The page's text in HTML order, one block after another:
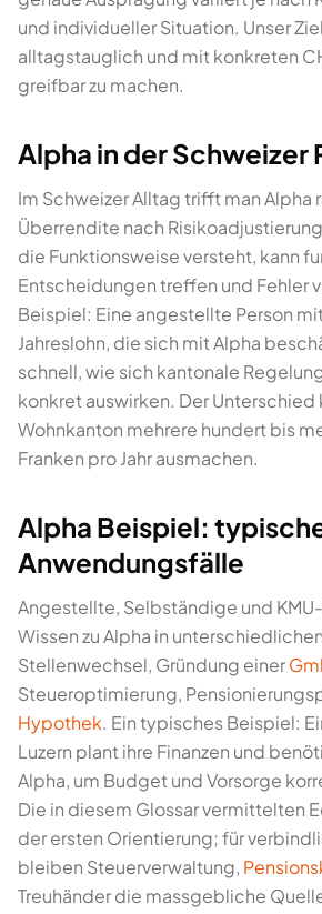
und individueller Situation. Unser
alltagstauglich und mit konkreten
greifbar zu machen.
Alpha in der Schweizer
Im Schweizer Alltag trifft man Alpha
Überrendite nach
die Funktionsweise versteht, kann
Entscheidungen treffen und Fehler
Beispiel: Eine angestellte Person
Jahreslohn, die sich mit Alpha
schnell, wie sich kantonale
konkret auswirken. Der Unterschied
Wohnkanton mehrere hundert bis
Franken pro Jahr ausmachen.
Alpha Beispiel:
Anwendungsfälle
Angestellte, Selbständige und
Wissen zu Alpha in
Stellenwechsel, Gründung einer
Steueroptimierung,
Hypothek. Ein typisches Beispiel:
Luzern plant ihre Finanzen und
Alpha, um Budget und Vorsorge
Die in diesem Glossar vermittelten
der ersten Orientierung; für
bleiben Steuerverwaltung,
Treuhänder die massgebliche